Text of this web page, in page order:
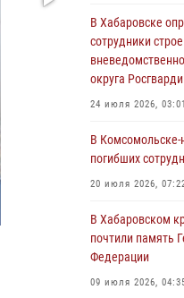
краю состоялось
состава по
избирательного
31 июля 2026,
оказали помощь
сознание во
29 июля 2026,
В Хабаровске
«Каникулы с
29 июля 2026, 02:51
В Хабаровске
сотрудники
округа
24 июля 2026, 03:01
В Комсомольске-
погибших
20 июля 2026,
В Хабаровском
почтили память
Федерации
09 июля 2026,